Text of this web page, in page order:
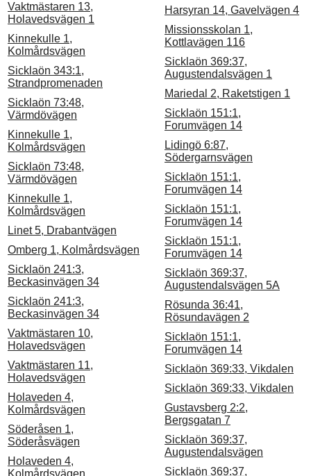
Vaktmästaren 13,
Holavedsvägen 1
Kinnekulle 1,
Kolmårdsvägen
Sicklaön 343:1,
Strandpromenaden
Sicklaön 73:48,
Värmdövägen
Kinnekulle 1,
Kolmårdsvägen
Sicklaön 73:48,
Värmdövägen
Kinnekulle 1,
Kolmårdsvägen
Linet 5, Drabantvägen
Omberg 1, Kolmårdsvägen
Sicklaön 241:3,
Beckasinvägen 34
Sicklaön 241:3,
Beckasinvägen 34
Vaktmästaren 10,
Holavedsvägen
Vaktmästaren 11,
Holavedsvägen
Holaveden 4,
Kolmårdsvägen
Söderåsen 1,
Söderåsvägen
Holaveden 4,
Harsyran 14, Gavelvägen 4
Missionsskolan 1,
Kottlavägen 116
Sicklaön 369:37,
Augustendalsvägen 1
Mariedal 2, Raketstigen 1
Sicklaön 151:1,
Forumvägen 14
Lidingö 6:87,
Södergarnsvägen
Sicklaön 151:1,
Forumvägen 14
Sicklaön 151:1,
Forumvägen 14
Sicklaön 151:1,
Forumvägen 14
Sicklaön 369:37,
Augustendalsvägen 5A
Rösunda 36:41,
Rösundavägen 2
Sicklaön 151:1,
Forumvägen 14
Sicklaön 369:33, Vikdalen
Sicklaön 369:33, Vikdalen
Gustavsberg 2:2,
Bergsgatan 7
Sicklaön 369:37,
Augustendalsvägen
Sicklaön 369:37,